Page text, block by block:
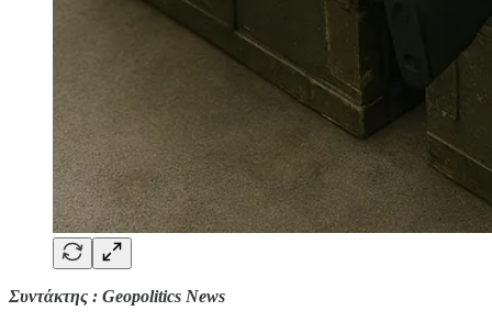
Συντάκτης : Geopolitics News